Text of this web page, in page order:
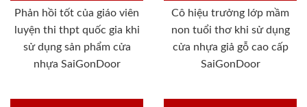
Phản hồi tốt của giáo viên
luyện thi thpt quốc gia khi
sử dụng sản phẩm cửa
nhựa SaiGonDoor
Cô hiệu trưởng lớp mầm
non tuổi thơ khi sử dụng
cửa nhựa giả gỗ cao cấp
SaiGonDoor